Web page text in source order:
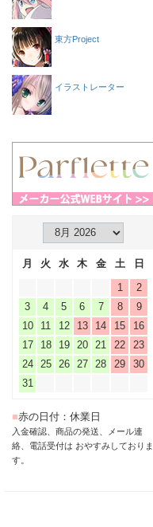
東方Project
イラストレーター
月 火 水 木 金 土
日
1
2
3
4 5 6 7 8
9
10
11 12 13 14 15
16
17
18 19 20 21 22
23
24
25 26 27 28 29
30
31
■赤の日付：休業日
入金確認、商品の発送、メール連
絡、電話受付は おやすみしておりま
す。